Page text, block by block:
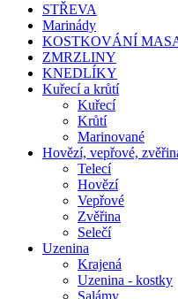
STŘEVA
Marinády
KOSTKOVÁNÍ
ZMRZLINY
KNEDLÍKY
Kuřecí a krůtí
Kuřecí
Krůtí
Marinované
Hovězí, vepřové,
Telecí
Hovězí
Vepřové
Zvěřina
Selečí
Uzenina
Krajená
Uzenina - kostky
Salámy